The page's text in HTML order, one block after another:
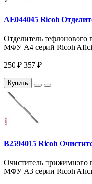
AE044045 Ricoh
Отделитель тефлонового
МФУ A4 серий Ricoh
250 ₽ 357 ₽
Купить
B2594015 Ricoh
Очиститель прижимного
МФУ A3 серий Ricoh